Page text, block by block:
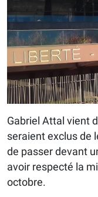
Gabriel Attal vient
seraient exclus de
de passer devant
avoir respecté la
octobre.